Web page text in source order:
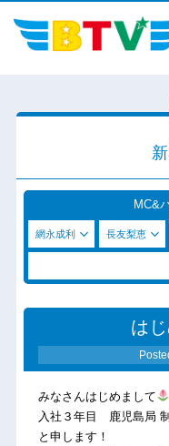
MC&
網永成利 長友梨恵
は
みなさんはじめまして
入社３年目 鹿児島局
と申します！